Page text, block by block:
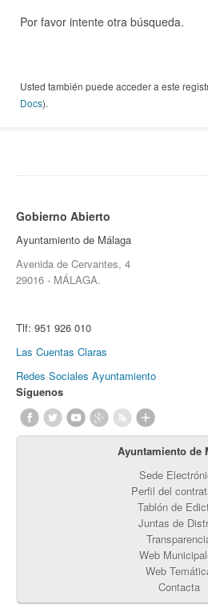
Por favor intente otra búsqueda.
Usted también puede acceder a este
Docs).
Gobierno Abierto
Ayuntamiento de Málaga
Avenida de Cervantes, 4
29016 - MÁLAGA.
Tlf: 951 926 010
Las Cuentas Claras
Redes Sociales Ayuntamiento
Síguenos
Ayuntamiento de
Sede
Perfil del
Tablón de
Juntas de
Web
Web
Contacta